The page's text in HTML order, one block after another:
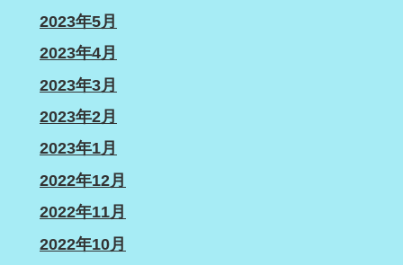
2023年5月
2023年4月
2023年3月
2023年2月
2023年1月
2022年12月
2022年11月
2022年10月